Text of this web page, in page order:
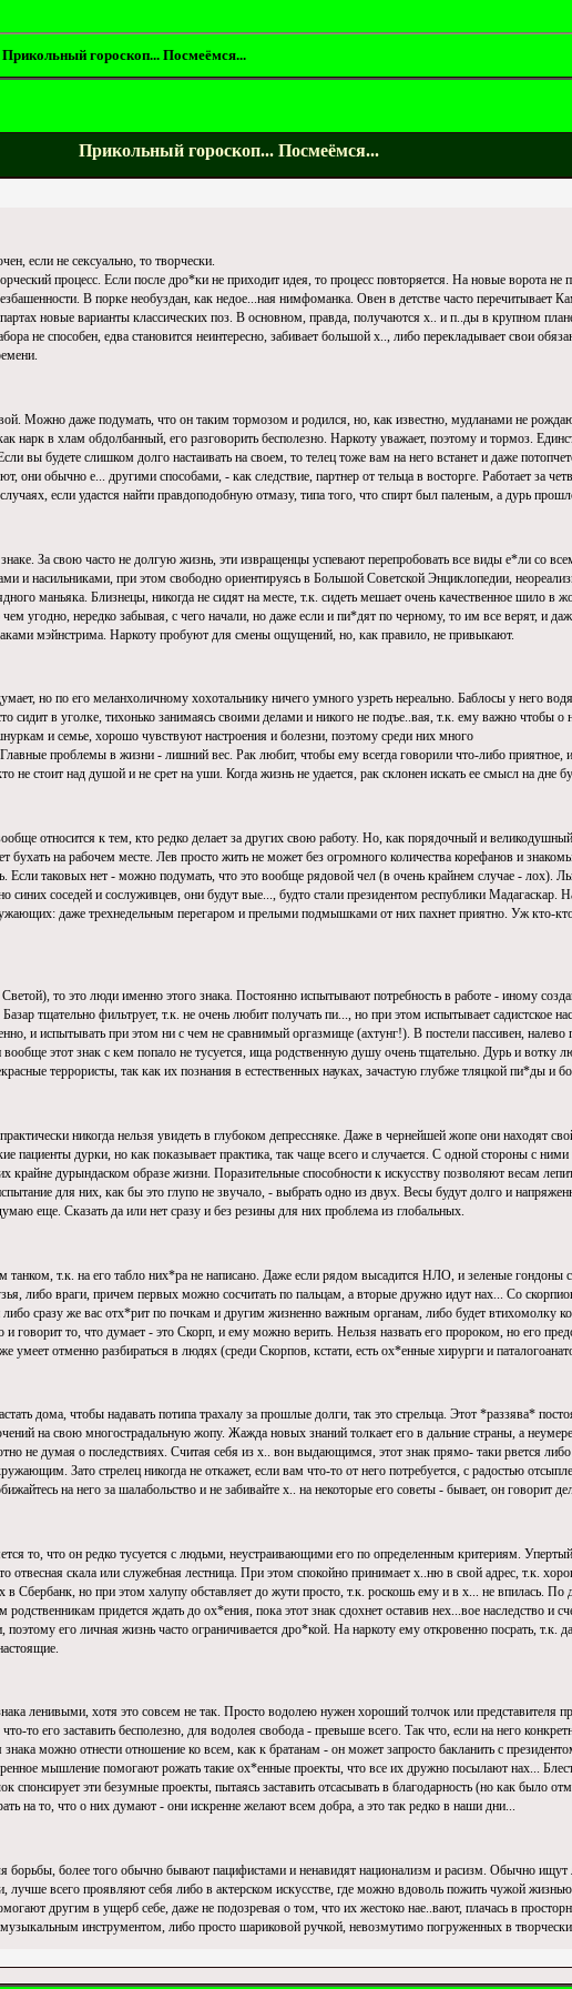
Прикольный гороскоп... Посмеёмся...
Прикольный гороскоп... Посмеёмся...
если не сексуально, то творчески.
процесс. Если после дро*ки не приходит идея, то процесс повторяется. На новые ворота не
В порке необуздан, как недoe...ная нимфоманка. Овен в детстве часто перечитывает
новые варианты классических поз. В основном, правда, получаются х.. и п..ды в крупном
не способен, едва становится неинтересно, забивает большой х.., либо перекладывает свои
Можно даже подумать, что он таким тормозом и родился, но, как известно, мудланами не
нарк в хлам обдолбанный, его разговорить бесполезно. Наркоту уважает, поэтому и тормоз.
вы будете слишком долго настаивать на своем, то телец тоже вам на него встанет и даже
они обычно е... другими способами, - как следствие, партнер от тельца в восторге. Работает за
если удастся найти правдоподобную отмазу, типа того, что спирт был паленым, а дурь
За свою часто не долгую жизнь, эти извращенцы успевают перепробовать все виды е*ли со
и насильниками, при этом свободно ориентируясь в Большой Советской Энциклопедии,
маньяка. Близнецы, никогда не сидят на месте, т.к. сидеть мешает очень качественное шило в
угодно, нередко забывая, с чего начали, но даже если и пи*дят по черному, то им все верят, и
мэйнстрима. Наркоту пробуют для смены ощущений, но, как правило, не привыкают.
но по его меланхоличному хохотальнику ничего умного узреть нереально. Баблосы у него
сидит в уголке, тихонько занимаясь своими делами и никого не подъе..вая, т.к. ему важно чтобы
и семье, хорошо чувствуют настроения и болезни, поэтому среди них много
проблемы в жизни - лишний вес. Рак любит, чтобы ему всегда говорили что-либо
не стоит над душой и не срет на уши. Когда жизнь не удается, рак склонен искать ее смысл на дне
относится к тем, кто редко делает за других свою работу. Но, как порядочный и
бухать на рабочем месте. Лев просто жить не может без огромного количества корефанов и
Если таковых нет - можно подумать, что это вообще рядовой чел (в очень крайнем случае - лох).
синих соседей и сослуживцев, они будут выe..., будто стали президентом республики Мадагаскар.
даже трехнедельным перегаром и прелыми подмышками от них пахнет приятно. Уж кто-
то это люди именно этого знака. Постоянно испытывают потребность в работе - иному
тщательно фильтрует, т.к. не очень любит получать пи..., но при этом испытывает садистское
и испытывать при этом ни с чем не сравнимый оргазмище (ахтунг!). В постели пассивен,
этот знак с кем попало не тусуется, ища родственную душу очень тщательно. Дурь и вотку
террористы, так как их познания в естественных науках, зачастую глубже тляцкой пи*ды и
никогда нельзя увидеть в глубоком депрессняке. Даже в чернейшей жопе они находят
пациенты дурки, но как показывает практика, так чаще всего и случается. С одной стороны с
крайне дурындаском образе жизни. Поразительные способности к искусству позволяют весам
для них, как бы это глупо не звучало, - выбрать одно из двух. Весы будут долго и
еще. Сказать да или нет сразу и без резины для них проблема из глобальных.
танком, т.к. на его табло них*ра не написано. Даже если рядом высадится НЛО, и зеленые
либо враги, причем первых можно сосчитать по пальцам, а вторые дружно идут нах... Со
сразу же вас отх*рит по почкам и другим жизненно важным органам, либо будет втихомолку
говорит то, что думает - это Скорп, и ему можно верить. Нельзя назвать его пророком, но его
умеет отменно разбираться в людях (среди Скорпов, кстати, есть ох*енные хирурги и
дома, чтобы надавать потипа трахалу за прошлые долги, так это стрельца. Этот *раззява*
на свою многострадальную жопу. Жажда новых знаний толкает его в дальние страны, а
не думая о последствиях. Считая себя из х.. вон выдающимся, этот знак прямо- таки рвется
Зато стрелец никогда не откажет, если вам что-то от него потребуется, с радостью
на него за шалабольство и не забивайте х.. на некоторые его советы - бывает, он говорит
то, что он редко тусуется с людьми, неустраивающими его по определенным критериям.
отвесная скала или служебная лестница. При этом спокойно принимает х..ню в свой адрес, т.к.
Сбербанк, но при этом халупу обставляет до жути просто, т.к. роскошь ему и в х... не впилась.
придется ждать до ох*ения, пока этот знак сдохнет оставив нех...вое наследство и
его личная жизнь часто ограничивается дро*кой. На наркоту ему откровенно посрать, т.к.
ленивыми, хотя это совсем не так. Просто водолею нужен хороший толчок или представителя
то его заставить бесполезно, для водолея свобода - превыше всего. Так что, если на него
можно отнести отношение ко всем, как к братанам - он может запросто бакланить с
мышление помогают рожать такие ох*енные проекты, что все их дружно посылают нах...
спонсирует эти безумные проекты, пытаясь заставить отсасывать в благодарность (но как было
на то, что о них думают - они искренне желают всем добра, а это так редко в наши дни...
более того обычно бывают пацифистами и ненавидят национализм и расизм. Обычно ищут
всего проявляют себя либо в актерском искусстве, где можно вдоволь пожить чужой
другим в ущерб себе, даже не подозревая о том, что их жестоко наe..вают, плачась в
музыкальным инструментом, либо просто шариковой ручкой, невозмутимо погруженных в